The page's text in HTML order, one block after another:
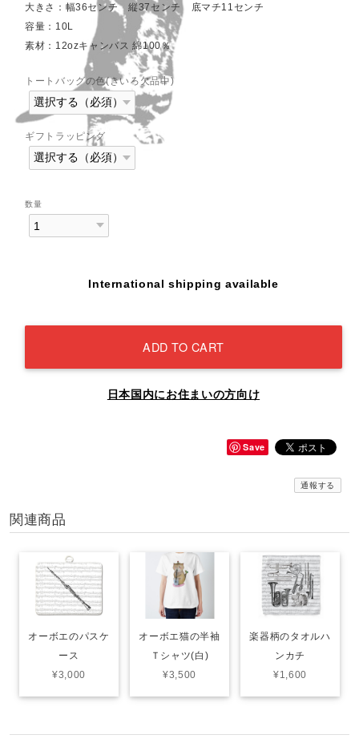
大きさ：幅36センチ 縦37センチ 底マチ11センチ
容量：10L
素材：12ozキャンバス 綿100％
トートバッグの色(きいろ欠品中)
ギフトラッピング
数量
International shipping available
ADD TO CART
日本国内にお住まいの方向け
Save
通報する
関連商品
オーボエのパスケ
ース
¥3,000
オーボエ猫の半袖
Ｔシャツ(白)
¥3,500
楽器柄のタオルハ
ンカチ
¥1,600